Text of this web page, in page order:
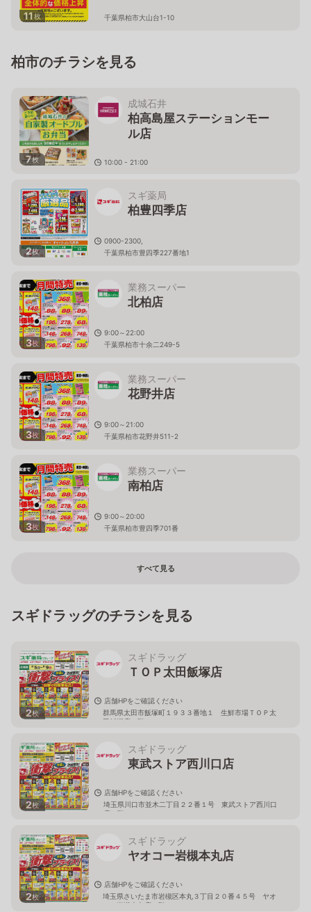
11枚 千葉県柏市大山台1-10
柏市のチラシを見る
7枚
成城石井
柏高島屋ステーションモー
ル店
10:00 - 21:00
2枚
スギ薬局
柏豊四季店
0900-2300,
千葉県柏市豊四季227番地1
3枚
業務スーパー
北柏店
9:00～22:00
千葉県柏市十余二249-5
3枚
業務スーパー
花野井店
9:00～21:00
千葉県柏市花野井511-2
3枚
業務スーパー
南柏店
9:00～20:00
千葉県柏市豊四季701番
すべて見る
スギドラッグのチラシを見る
2枚
スギドラッグ
ＴＯＰ太田飯塚店
店舗HPをご確認ください
群馬県太田市飯塚町１９３３番地１ 生鮮市場ＴＯＰ太
田飯塚店１階
2枚
スギドラッグ
東武ストア西川口店
店舗HPをご確認ください
埼玉県川口市並木二丁目２２番１号 東武ストア西川口
店２階
2枚
スギドラッグ
ヤオコー岩槻本丸店
店舗HPをご確認ください
埼玉県さいたま市岩槻区本丸３丁目２０番４５号 ヤオ
コー岩槻本丸店２階